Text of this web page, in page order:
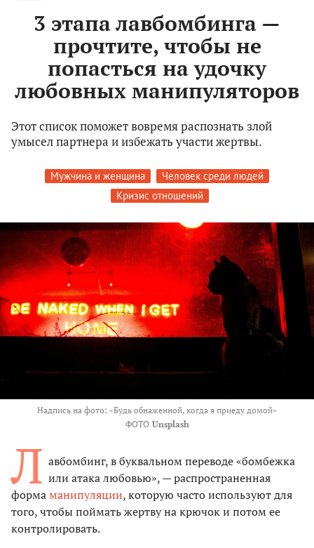
3 этапа лавбомбинга —
прочтите, чтобы не
попасться на удочку
любовных манипуляторов
Этот список поможет вовремя распознать злой
умысел партнера и избежать участи жертвы.
Мужчина и женщина
Человек среди людей
Кризис отношений
Надпись на фото: «Будь обнаженной, когда я приеду домой»
ФОТО Unsplash
Л авбомбинг, в буквальном переводе «бомбежка
или атака любовью», — распространенная
формаманипуляции, которую часто используют для
того, чтобы поймать жертву на крючок и потом ее
контролировать.